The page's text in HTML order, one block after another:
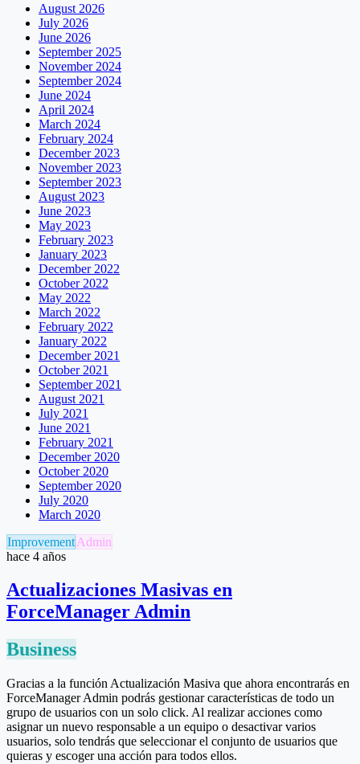
August 2026
July 2026
June 2026
September 2025
November 2024
September 2024
June 2024
April 2024
March 2024
February 2024
December 2023
November 2023
September 2023
August 2023
June 2023
May 2023
February 2023
January 2023
December 2022
October 2022
May 2022
March 2022
February 2022
January 2022
December 2021
October 2021
September 2021
August 2021
July 2021
June 2021
February 2021
December 2020
October 2020
September 2020
July 2020
March 2020
ImprovementAdmin
hace 4 años
Actualizaciones Masivas en
ForceManager Admin
Business
Gracias a la función Actualización Masiva que ahora encontrarás en
ForceManager Admin podrás gestionar características de todo un
grupo de usuarios con un solo click. Al realizar acciones como
asignar un nuevo responsable a un equipo o desactivar varios
usuarios, solo tendrás que seleccionar el conjunto de usuarios que
quieras y escoger una acción para todos ellos.